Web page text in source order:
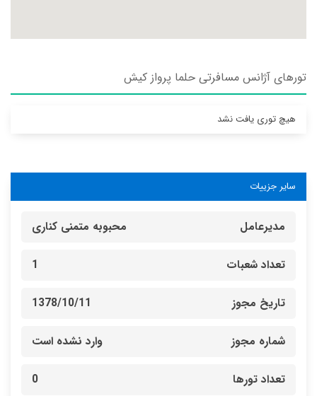
تورهای آژانس مسافرتی حلما پرواز کيش
هیچ توری یافت نشد
سایر جزییات
مدیرعامل محبوبه متمنی کناری
تعداد شعبات 1
تاریخ مجوز 1378/10/11
شماره مجوز وارد نشده است
تعداد تورها 0